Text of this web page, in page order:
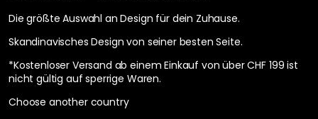
Die größte Auswahl an Design für dein Zuhause.
Skandinavisches Design von seiner besten Seite.
*Kostenloser Versand ab einem Einkauf von über CHF 199 ist
nicht gültig auf sperrige Waren.
Choose another country